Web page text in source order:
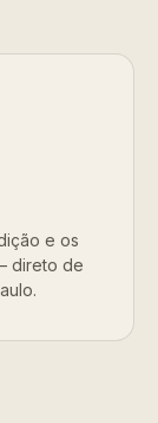
e os
direto de